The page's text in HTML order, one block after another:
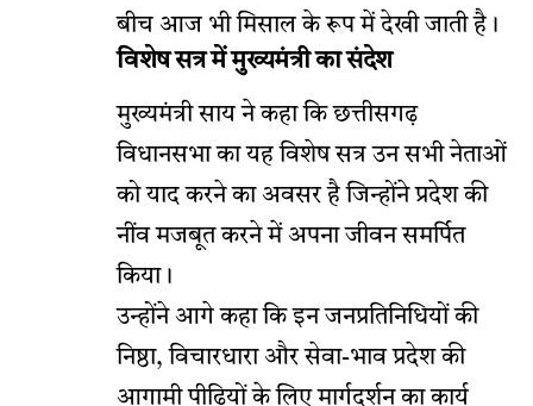
बीच आज भी मिसाल के रूप में देखी जाती है।
विशेष सत्र में मुख्यमंत्री का संदेश
मुख्यमंत्री साय ने कहा कि छत्तीसगढ़
विधानसभा का यह विशेष सत्र उन सभी नेताओं
को याद करने का अवसर है जिन्होंने प्रदेश की
नींव मजबूत करने में अपना जीवन समर्पित
किया।
उन्होंने आगे कहा कि इन जनप्रतिनिधियों की
निष्ठा, विचारधारा और सेवा-भाव प्रदेश की
आगामी पीढ़ियों के लिए मार्गदर्शन का कार्य